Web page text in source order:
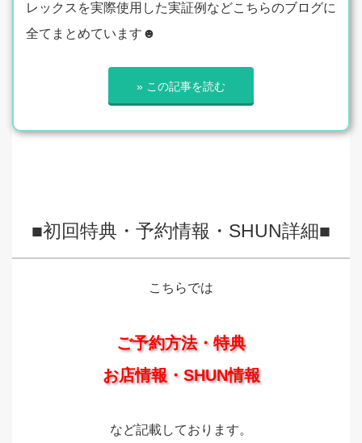
レックスを実際使用した実証例などこちらのブログに
全てまとめています☻
» この記事を読む
■初回特典・予約情報・SHUN詳細■
こちらでは
ご予約方法・特典
お店情報・SHUN情報
など記載しております。